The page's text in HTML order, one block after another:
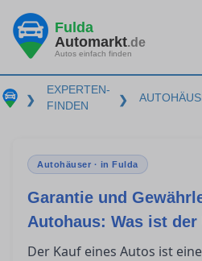
Fulda
Automarkt.de
Autos einfach finden
❯
EXPERTEN-
FINDEN
❯
Autohäuser · in Fulda
Garantie und
Autohaus: Was ist
Der Kauf eines Autos ist